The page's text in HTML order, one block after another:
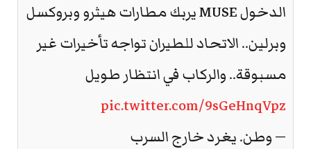
الدخول MUSE يربك مطارات هيثرو وبروكسل
وبرلين.. الاتحاد للطيران تواجه تأخيرات غير
مسبوقة.. والركاب في انتظار طويل
pic.twitter.com/9sGeHnqVpz
— وطن. يغرد خارج السرب